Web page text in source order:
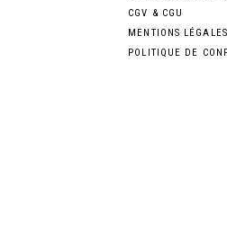
CGV & CGU
MENTIONS LÉGALES
POLITIQUE DE